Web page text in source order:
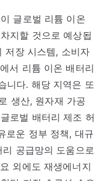
글로벌 리튬 이온
지할 것으로 예상됩
저장 시스템, 소비자
서 리튬 이온 배터리
니다. 해당 지역은 또
생산, 원자재 가공
로벌 배터리 제조 허
로운 정부 정책, 대규
공급망의 도움으로
외에도 재생에너지